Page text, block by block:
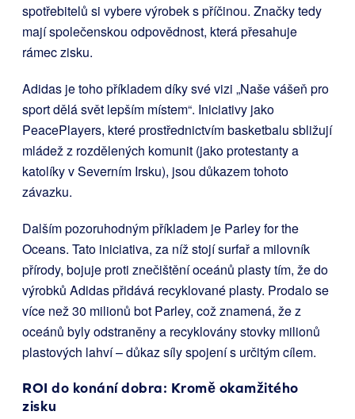
spotřebitelů si vybere výrobek s příčinou. Značky tedy
mají společenskou odpovědnost, která přesahuje
rámec zisku.
Adidas je toho příkladem díky své vizi „Naše vášeň pro
sport dělá svět lepším místem“. Iniciativy jako
PeacePlayers, které prostřednictvím basketbalu sbližují
mládež z rozdělených komunit (jako protestanty a
katolíky v Severním Irsku), jsou důkazem tohoto
závazku.
Dalším pozoruhodným příkladem je Parley for the
Oceans. Tato iniciativa, za níž stojí surfař a milovník
přírody, bojuje proti znečištění oceánů plasty tím, že do
výrobků Adidas přidává recyklované plasty. Prodalo se
více než 30 milionů bot Parley, což znamená, že z
oceánů byly odstraněny a recyklovány stovky milionů
plastových lahví – důkaz síly spojení s určitým cílem.
ROI do konání dobra: Kromě okamžitého
zisku